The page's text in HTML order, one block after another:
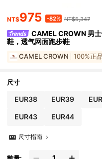
NT$975 -82% NT$5,347
CAMEL CROWN 男
鞋，透气网面跑步鞋
CAMEL CROWN 100%正品
尺寸
EUR38 EUR39
EUR43 EUR44
尺寸指南